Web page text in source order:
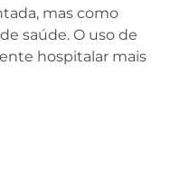
mas como
saúde. O uso de
hospitalar mais